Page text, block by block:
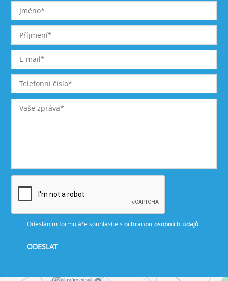
Odesláním formuláře souhlasíte sochranou osobních údajů.